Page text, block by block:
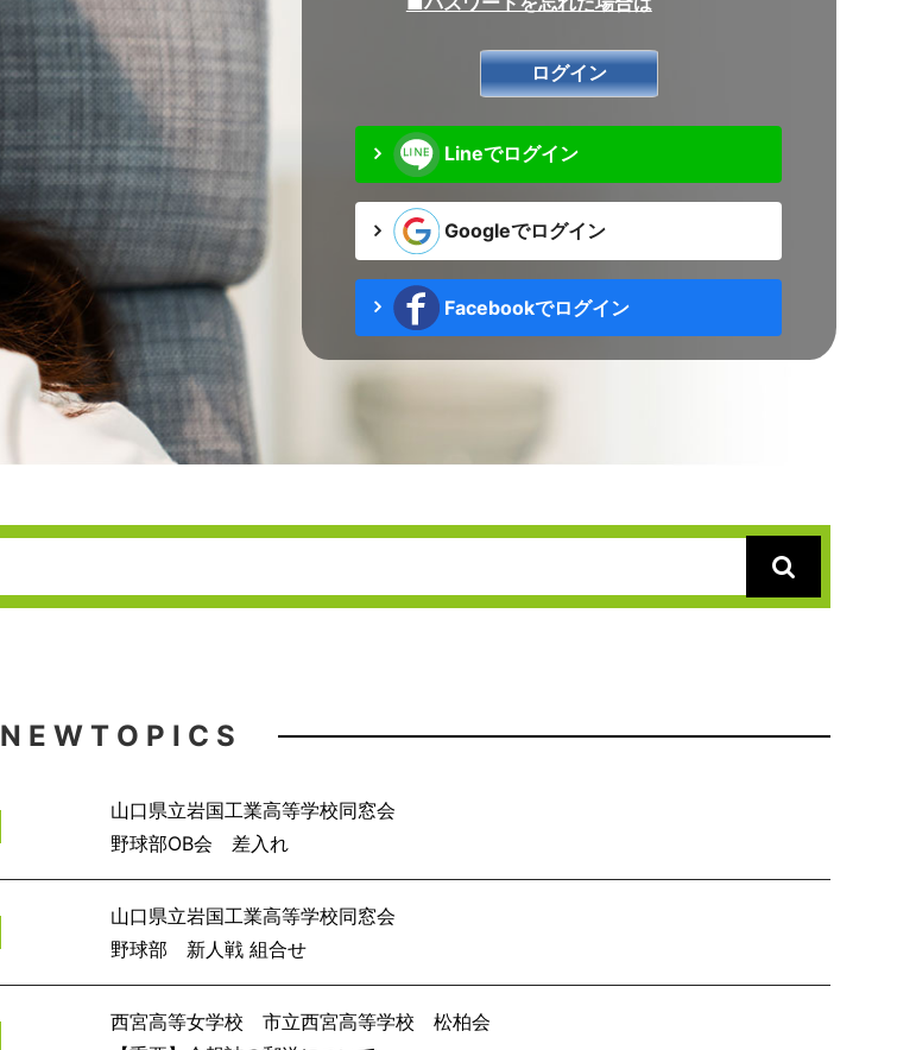
Lineでログイン
Googleでログイン
Facebookでログイン
N E W T O P I C S
山口県立岩国工業高等学校同窓会
野球部OB会 差入れ
山口県立岩国工業高等学校同窓会
野球部 新人戦 組合せ
西宮高等女学校 市立西宮高等学校 松柏会